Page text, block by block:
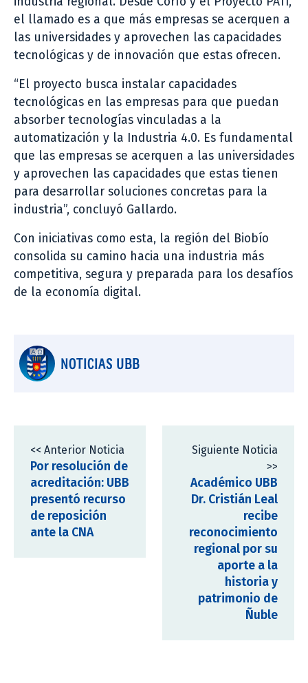
el llamado es a que más empresas se acerquen a
las universidades y aprovechen las capacidades
tecnológicas y de innovación que estas ofrecen.
“El proyecto busca instalar capacidades
tecnológicas en las empresas para que puedan
absorber tecnologías vinculadas a la
automatización y la Industria 4.0. Es fundamental
que las empresas se acerquen a las universidades
y aprovechen las capacidades que estas tienen
para desarrollar soluciones concretas para la
industria”, concluyó Gallardo.
Con iniciativas como esta, la región del Biobío
consolida su camino hacia una industria más
competitiva, segura y preparada para los desafíos
de la economía digital.
NOTICIAS UBB
<< Anterior Noticia
Por resolución de
acreditación: UBB
presentó recurso
de reposición
ante la CNA
Siguiente Noticia
>>
Académico UBB
Dr. Cristián Leal
recibe
reconocimiento
regional por su
aporte a la
historia y
patrimonio de
Ñuble